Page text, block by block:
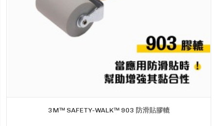
3M™ SAFETY-WALK™ 903 防滑貼膠轆